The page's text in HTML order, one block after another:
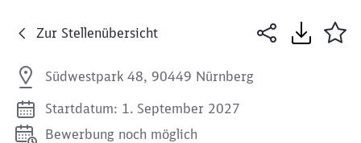
Zur Stellenübersicht
Südwestpark 48, 90449 Nürnberg
Startdatum: 1. September 2027
Bewerbung noch möglich